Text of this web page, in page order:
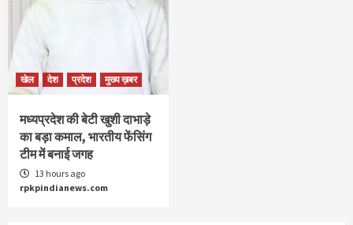
खेल देश प्रदेश मुख्य ख़बर
मध्यप्रदेश की बेटी खुशी दाभाड़े
का बड़ा कमाल, भारतीय फेंसिंग
टीम में बनाई जगह
13 hours ago
rpkpindianews.com